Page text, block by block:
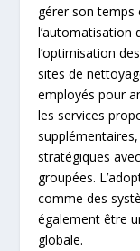
gérer son temps
l’automatisation
l’optimisation
sites de
employés pour
les services
stratégiques
groupées.
comme des
également être
globale.